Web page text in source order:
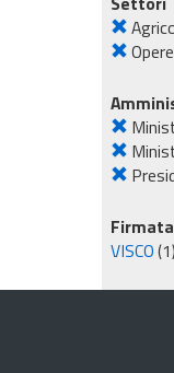
VISCO(1)